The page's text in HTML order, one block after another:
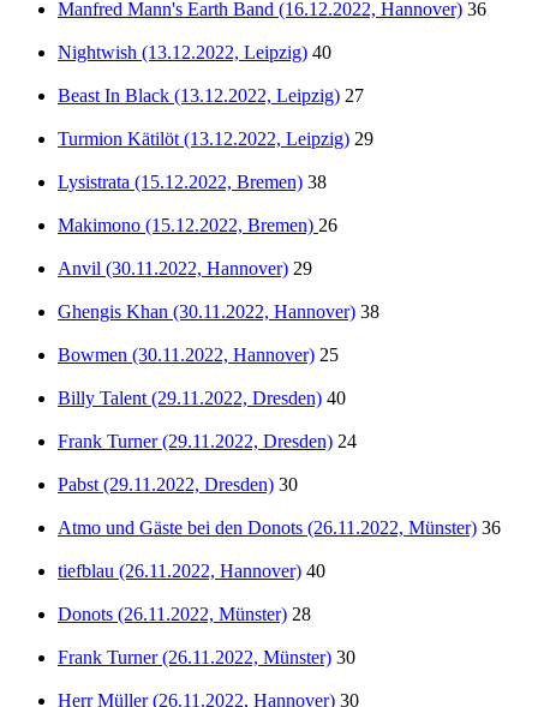
Manfred Mann's Earth Band (16.12.2022, Hannover) 36
Nightwish (13.12.2022, Leipzig) 40
Beast In Black (13.12.2022, Leipzig) 27
Turmion Kätilöt (13.12.2022, Leipzig) 29
Lysistrata (15.12.2022, Bremen) 38
Makimono (15.12.2022, Bremen) 26
Anvil (30.11.2022, Hannover) 29
Ghengis Khan (30.11.2022, Hannover) 38
Bowmen (30.11.2022, Hannover) 25
Billy Talent (29.11.2022, Dresden) 40
Frank Turner (29.11.2022, Dresden) 24
Pabst (29.11.2022, Dresden) 30
Atmo und Gäste bei den Donots (26.11.2022, Münster) 36
tiefblau (26.11.2022, Hannover) 40
Donots (26.11.2022, Münster) 28
Frank Turner (26.11.2022, Münster) 30
Herr Müller (26.11.2022, Hannover) 30